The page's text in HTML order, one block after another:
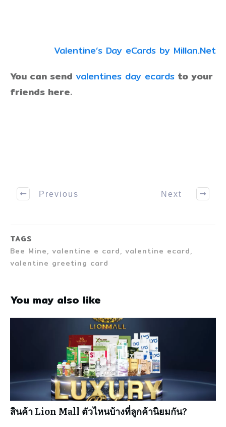
Valentine’s Day eCards by Millan.Net
You can send valentines day ecards to your
friends here.
Previous Next
TAGS
Bee Mine, valentine e card, valentine ecard,
valentine greeting card
You may also like
สินค้า Lion Mall ตัวไหนบ้างที่ลูกค้านิยมกัน?